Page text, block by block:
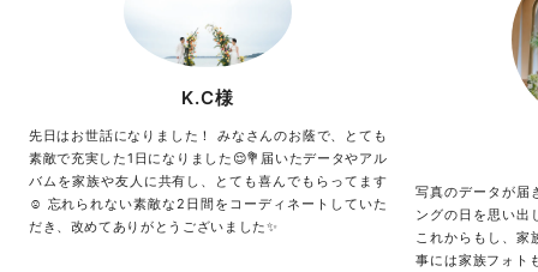
K.C様
先日はお世話になりました！ みなさんのお蔭で、とても
素敵で充実した1日になりました😌💐届いたデータやアル
バムを家族や友人に共有し、とても喜んでもらってます
☺️ 忘れられない素敵な2日間をコーディネートしていた
だき、改めてありがとうございました✨
写真のデータが届
ングの日を思い出
これからもし、家
事には家族フォト